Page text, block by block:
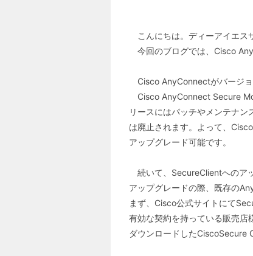
こんにちは。ディーアイエス
今回のブログでは、Cisco
Cisco AnyConnectがバージ
Cisco AnyConnect Secure
リースにはパッチやメンテナ
は廃止されます。よって、
アップグレード可能です。
続いて、SecureClientへのア
アップグレードの際、既存の
まず、Cisco公式サイトにて
有効な契約を持っている販売店
ダウンロードしたCiscoSecure